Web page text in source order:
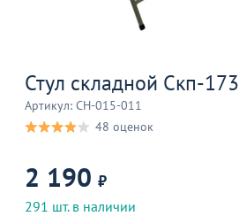
Стул складной Скп-173
Артикул: CH-015-011
48 оценок
2 190 ₽
291 шт. в наличии